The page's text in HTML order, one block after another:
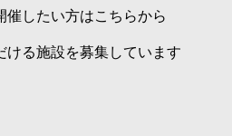
したい方はこちらから
る施設を募集しています